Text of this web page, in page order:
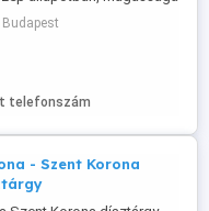
cm. Akinek nem inge, ne
"imádom" azokat akik: -
a méreteket és a
?! - Saját maguk által
sem tartják be -
Budapest
telefonszám
- Szent Korona